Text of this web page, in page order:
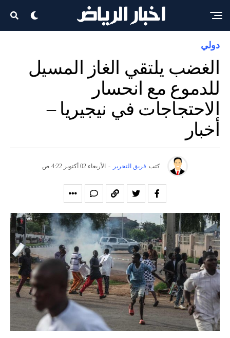
دولي
الغضب يلتقي الغاز المسيل
للدموع مع انحسار
الاحتجاجات في نيجيريا –
أخبار
كتب فريق التحرير - الأربعاء 02 أكتوبر 4:22 ص